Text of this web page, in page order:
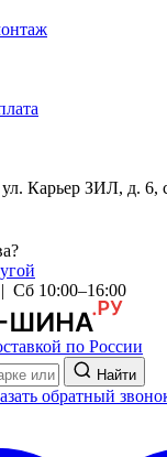
Карьер ЗИЛ, д. 6,
Сб 10:00–16:00
по России
Найти
обратный